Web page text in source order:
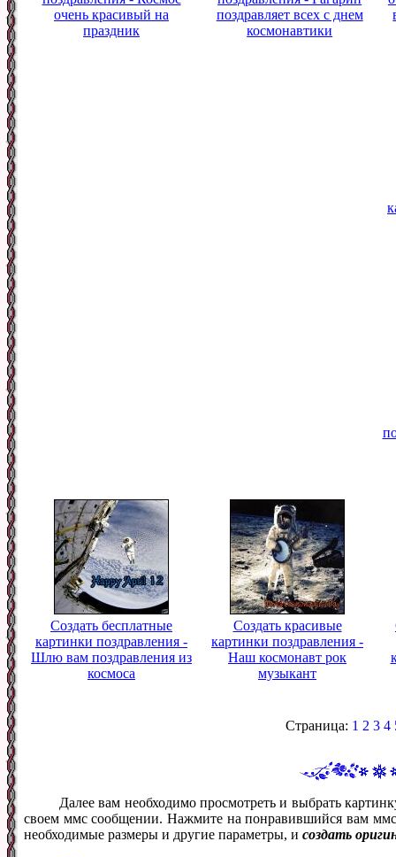
очень красивый на
праздник
поздравляет всех с днем
космонавтики
Создать бесплатные
картинки поздравления -
Шлю вам поздравления из
космоса
Создать красивые
картинки поздравления -
Наш космонавт рок
музыкант
Страница: 1 2 3 4
Далее вам необходимо просмотреть и выбрать
своем ммс сообщении. Нажмите на понравившийся вам
необходимые размеры и другие параметры, и создать